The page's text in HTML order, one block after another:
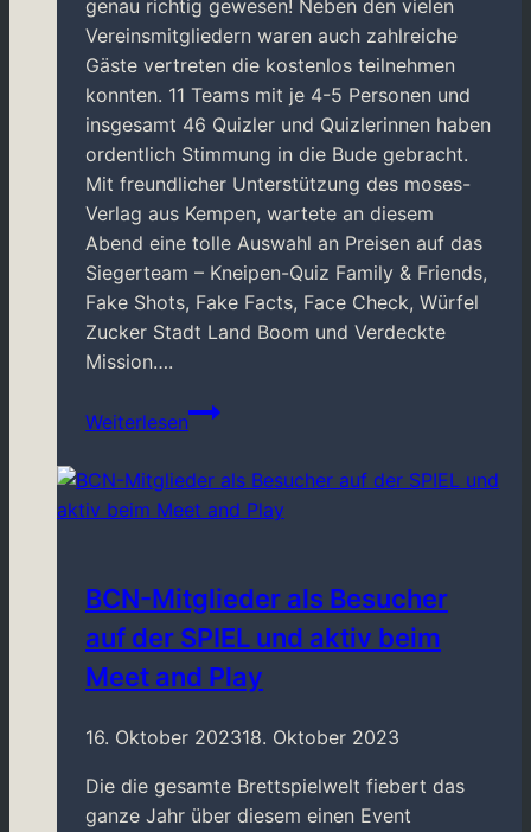
genau richtig gewesen! Neben den vielen
Vereinsmitgliedern waren auch zahlreiche
Gäste vertreten die kostenlos teilnehmen
konnten. 11 Teams mit je 4-5 Personen und
insgesamt 46 Quizler und Quizlerinnen haben
ordentlich Stimmung in die Bude gebracht.
Mit freundlicher Unterstützung des moses-
Verlag aus Kempen, wartete an diesem
Abend eine tolle Auswahl an Preisen auf das
Siegerteam – Kneipen-Quiz Family & Friends,
Fake Shots, Fake Facts, Face Check, Würfel
Zucker Stadt Land Boom und Verdeckte
Mission….
Weiterlesen
Quiz-
Abend
03/2024
BCN-Mitglieder als Besucher
auf der SPIEL und aktiv beim
Meet and Play
16. Oktober 202318. Oktober 2023
Die die gesamte Brettspielwelt fiebert das
ganze Jahr über diesem einen Event